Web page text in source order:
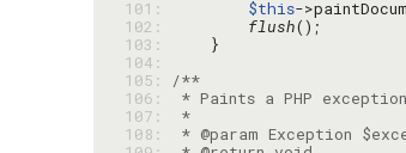
101:
$this
102:
flush
103:
104:
105:
106:
107:
108: